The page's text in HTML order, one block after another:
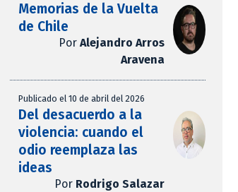
Memorias de la Vuelta
de Chile
Por Alejandro Arros
Aravena
Publicado el 10 de abril del 2026
Del desacuerdo a la
violencia: cuando el
odio reemplaza las
ideas
Por Rodrigo Salazar